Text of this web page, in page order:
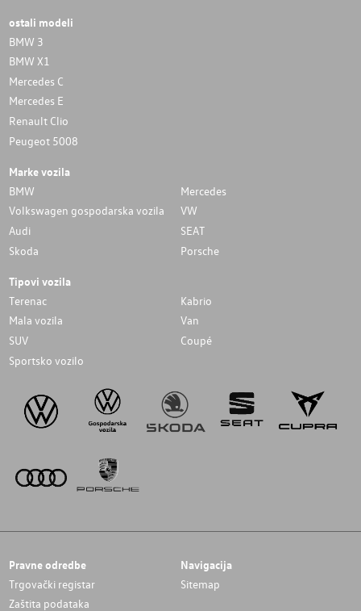
ostali modeli
BMW 3
BMW X1
Mercedes C
Mercedes E
Renault Clio
Peugeot 5008
Marke vozila
BMW
Mercedes
Volkswagen gospodarska vozila
VW
Audi
SEAT
Skoda
Porsche
Tipovi vozila
Terenac
Kabrio
Mala vozila
Van
SUV
Coupé
Sportsko vozilo
Pravne odredbe
Trgovački registar
Zaštita podataka
Navigacija
Sitemap